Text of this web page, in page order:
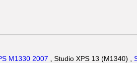
M1330 2007 , Studio XPS 13 (M1340) ,